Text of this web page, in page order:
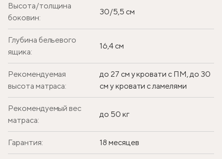
Высота/толщина
боковин:
30/5,5 см
Глубина бельевого
ящика:
16,4 см
Рекомендуемая
высота матраса:
до 27 см у кровати с ПМ, до 30
см у кровати с ламелями
Рекомендуемый вес
матраса:
до 50 кг
Гарантия: 18 месяцев